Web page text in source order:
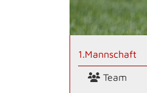
1.Mannschaft
Team